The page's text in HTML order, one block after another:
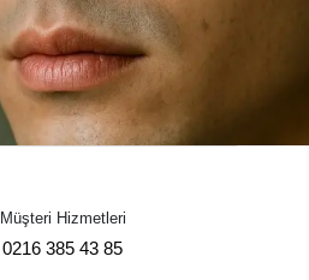
Müşteri Hizmetleri
0216 385 43 85